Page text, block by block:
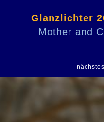
Glanzlichter
Mother and